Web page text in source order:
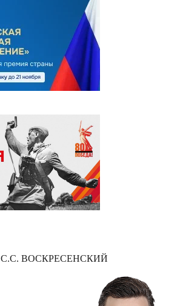
С.С. ВОСКРЕСЕНСКИЙ